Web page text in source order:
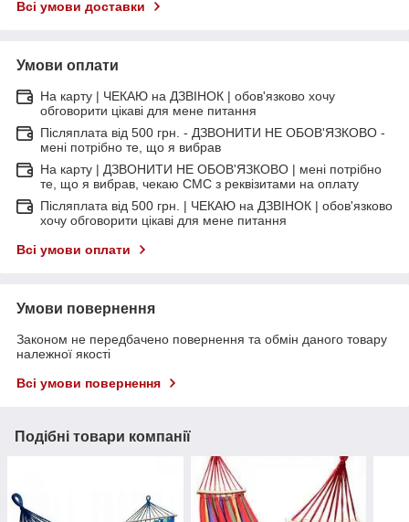
Всі умови доставки
Умови оплати
На карту | ЧЕКАЮ на ДЗВІНОК | обов'язково хочу
обговорити цікаві для мене питання
Післяплата від 500 грн. - ДЗВОНИТИ НЕ ОБОВ'ЯЗКОВО -
мені потрібно те, що я вибрав
На карту | ДЗВОНИТИ НЕ ОБОВ'ЯЗКОВО | мені потрібно
те, що я вибрав, чекаю СМС з реквізитами на оплату
Післяплата від 500 грн. | ЧЕКАЮ на ДЗВІНОК | обов'язково
хочу обговорити цікаві для мене питання
Всі умови оплати
Умови повернення
Законом не передбачено повернення та обмін даного товару
належної якості
Всі умови повернення
Подібні товари компанії